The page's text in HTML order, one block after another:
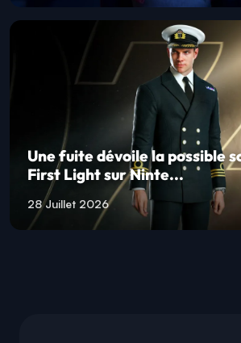
Une fuite dévoile la possible
First Light sur Ninte...
28 Juillet 2026